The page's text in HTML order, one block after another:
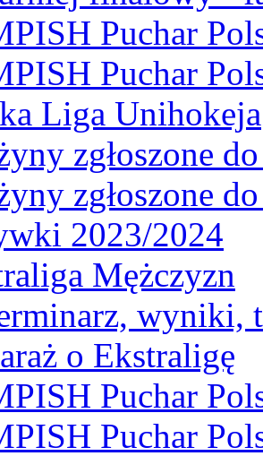
Puchar
Puchar
Liga Unihokeja
zgłoszone
zgłoszone
2023/2024
Mężczyzn
wyniki,
o Ekstraligę
Puchar
Puchar